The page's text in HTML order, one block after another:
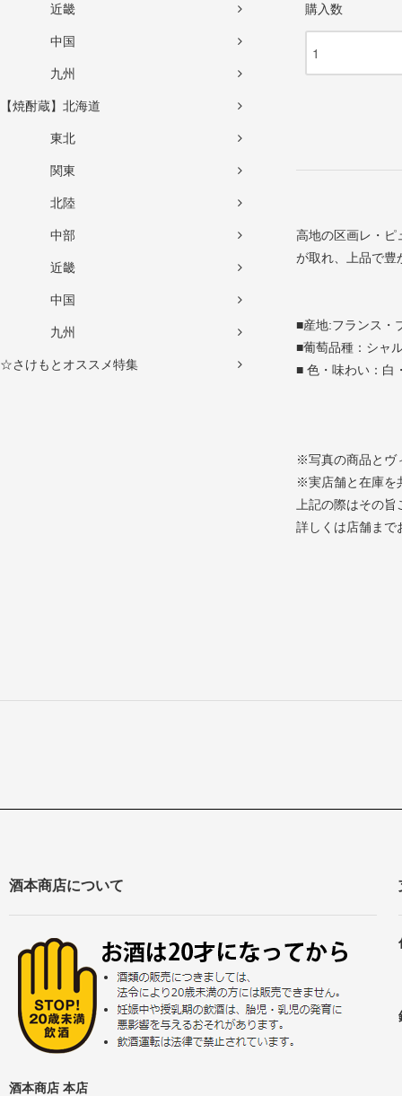
近畿
中国
九州
【焼酎蔵】北海道
東北
関東
北陸
中部
近畿
中国
九州
☆さけもとオススメ特集
購入数
高地の区画レ・ピ
が取れ、上品で豊
■産地:フランス・
■葡萄品種：シャ
■ 色・味わい：白
※写真の商品とヴ
※実店舗と在庫を
上記の際はその
詳しくは店舗まで
酒本商店について
酒本商店 本店